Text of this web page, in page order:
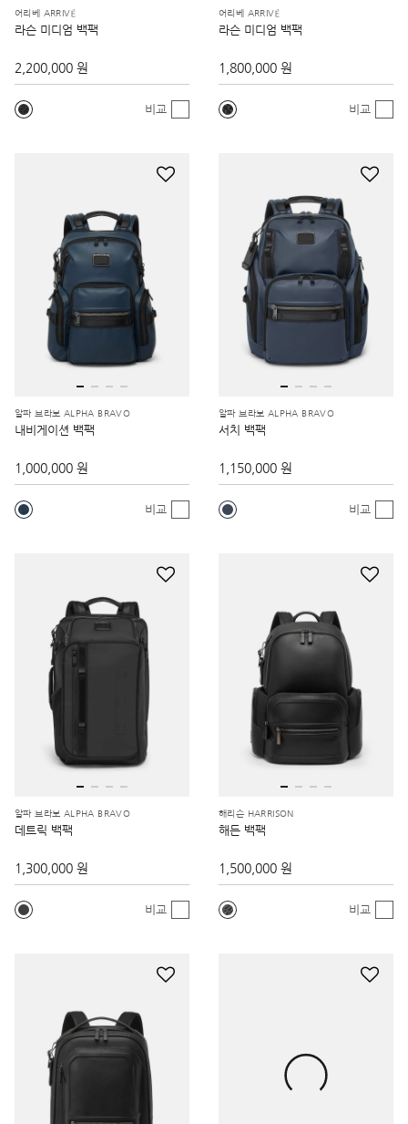
어리베 ARRIVÉ
라슨 미디엄 백팩
2,200,000 원
비교
어리베 ARRIVÉ
라슨 미디엄 백팩
1,800,000 원
비교
알파 브라보 ALPHA BRAVO
내비게이션 백팩
1,000,000 원
비교
알파 브라보 ALPHA BRAVO
서치 백팩
1,150,000 원
비교
알파 브라보 ALPHA BRAVO
데트릭 백팩
1,300,000 원
비교
해리슨 HARRISON
해든 백팩
1,500,000 원
비교